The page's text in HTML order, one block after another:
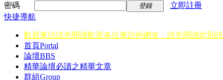
密碼
登錄
立即註冊
快捷導航
歡迎來訪請先閱讀歡迎各位來訪的網友，請先閱讀此則
首頁Portal
論壇BBS
精華論壇必讀之精華文章
群組Group